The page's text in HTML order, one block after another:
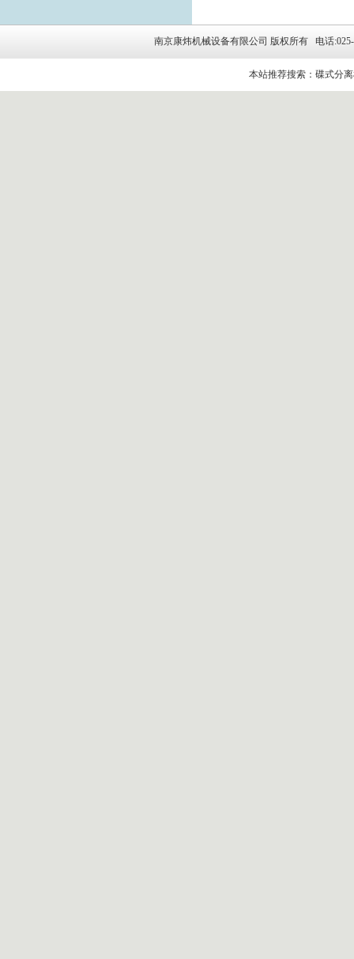
南京康炜机械设备有限公司 版权所有 电话
本站推荐搜索：碟式分